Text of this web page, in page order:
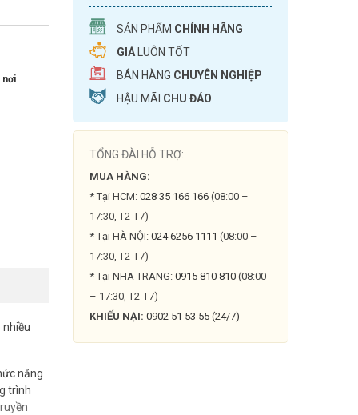
nơi
nhiều
năng
trình
SẢN PHẨM CHÍNH HÃNG
GIÁ LUÔN TỐT
BÁN HÀNG CHUYÊN NGHIỆP
HẬU MÃI CHU ĐÁO
TỔNG ĐÀI HỖ TRỢ:
MUA HÀNG:
* Tại HCM: 028 35 166 166 (08:00 –
17:30, T2-T7)
* Tại HÀ NỘI: 024 6256 1111 (08:00 –
17:30, T2-T7)
* Tại NHA TRANG: 0915 810 810 (08:00
– 17:30, T2-T7)
KHIẾU NẠI: 0902 51 53 55 (24/7)